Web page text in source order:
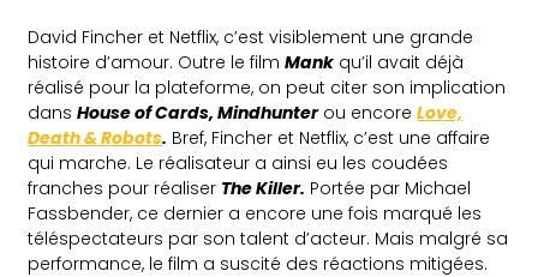
David Fincher et Netflix, c’est visiblement une grande
histoire d’amour. Outre le filmMank qu’il avait déjà
réalisé pour la plateforme, on peut citer son implication
dansHouse of Cards, Mindhunter ou encoreLove,
Death & Robots. Bref, Fincher et Netflix, c’est une affaire
qui marche. Le réalisateur a ainsi eu les coudées
franches pour réaliser The Killer. Portée par Michael
Fassbender, ce dernier a encore une fois marqué les
téléspectateurs par son talent d’acteur. Mais malgré sa
performance, le film a suscité des réactions mitigées.